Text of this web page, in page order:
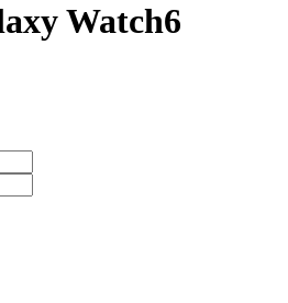
Watch6